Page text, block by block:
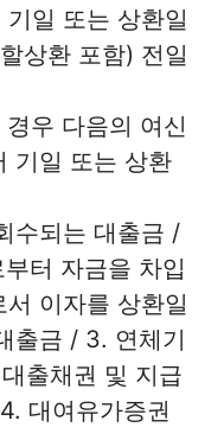
일 또는 상환일
상환 포함) 전일
우 다음의 여신
기일 또는 상환
수되는 대출금 /
터 자금을 차입
이자를 상환일
출금 / 3. 연체기
출채권 및 지급
대여유가증권